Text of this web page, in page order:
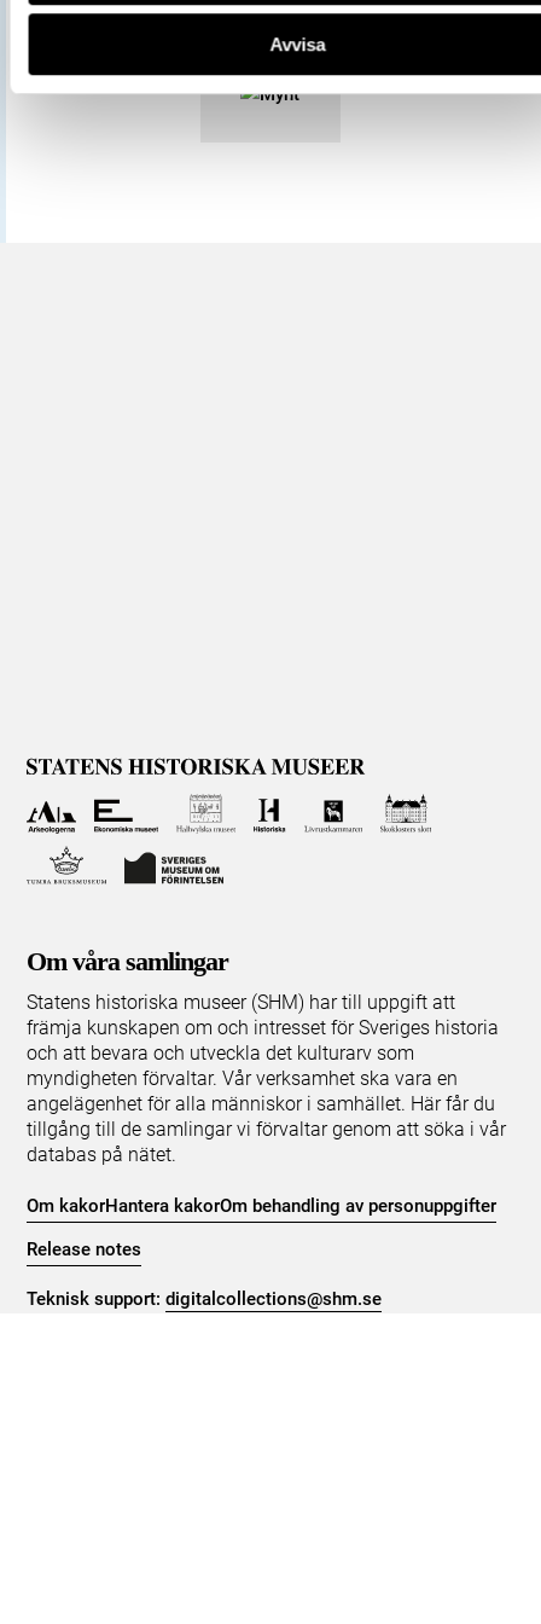
Avvisa
Mer information om licenser hos Statens historiska museer.
Om våra samlingar
Statens historiska museer (SHM) har till uppgift att
främja kunskapen om och intresset för Sveriges historia
och att bevara och utveckla det kulturarv som
myndigheten förvaltar. Vår verksamhet ska vara en
angelägenhet för alla människor i samhället. Här får du
tillgång till de samlingar vi förvaltar genom att söka i vår
databas på nätet.
Om kakorHantera kakorOm behandling av personuppgifter
Release notes
Teknisk support:digitalcollections@shm.se